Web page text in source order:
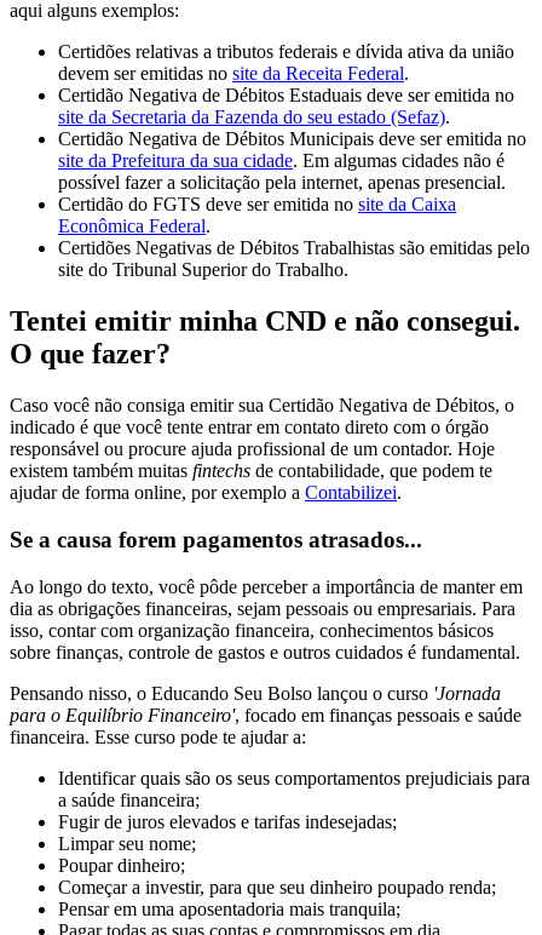
aqui alguns exemplos:
Certidões relativas a tributos federais e dívida ativa da união
devem ser emitidas no site da Receita Federal.
Certidão Negativa de Débitos Estaduais deve ser emitida no
site da Secretaria da Fazenda do seu estado (Sefaz).
Certidão Negativa de Débitos Municipais deve ser emitida no
site da Prefeitura da sua cidade. Em algumas cidades não é
possível fazer a solicitação pela internet, apenas presencial.
Certidão do FGTS deve ser emitida no site da Caixa
Econômica Federal.
Certidões Negativas de Débitos Trabalhistas são emitidas pelo
site do Tribunal Superior do Trabalho.
Tentei emitir minha CND e não consegui.
O que fazer?
Caso você não consiga emitir sua Certidão Negativa de Débitos, o
indicado é que você tente entrar em contato direto com o órgão
responsável ou procure ajuda profissional de um contador. Hoje
existem também muitas fintechs de contabilidade, que podem te
ajudar de forma online, por exemplo a Contabilizei.
Se a causa forem pagamentos atrasados...
Ao longo do texto, você pôde perceber a importância de manter em
dia as obrigações financeiras, sejam pessoais ou empresariais. Para
isso, contar com organização financeira, conhecimentos básicos
sobre finanças, controle de gastos e outros cuidados é fundamental.
Pensando nisso, o Educando Seu Bolso lançou o curso 'Jornada
para o Equilíbrio Financeiro', focado em finanças pessoais e saúde
financeira. Esse curso pode te ajudar a:
Identificar quais são os seus comportamentos prejudiciais para
a saúde financeira;
Fugir de juros elevados e tarifas indesejadas;
Limpar seu nome;
Poupar dinheiro;
Começar a investir, para que seu dinheiro poupado renda;
Pensar em uma aposentadoria mais tranquila;
Pagar todas as suas contas e compromissos em dia.